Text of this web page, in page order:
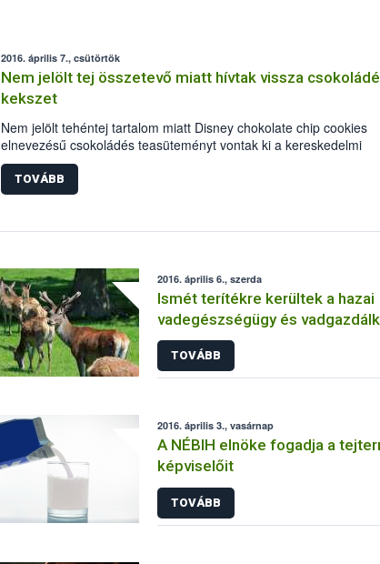
2016. április 7., csütörtök
Nem jelölt tej összetevő miatt hívtak vissza
kekszet
Nem jelölt tehéntej tartalom miatt Disney chokolate chip cookies
elnevezésű csokoládés teasüteményt vontak ki a kereskedelmi
forgalomból 42 országban, köztük Magyarországon is. A riasztás
6-án érkezett az Európai Unió élelmiszerekre és takarmányokra
vonatkozó gyors veszélyjelző rendszerén (RASFF).
TOVÁBB
2016. április 6., szerda
Ismét terítékre kerültek a hazai
vadegészségügy és
aktuális kérdései
TOVÁBB
2016. április 3., vasárnap
A NÉBIH elnöke fogadja a
képviselőit
TOVÁBB